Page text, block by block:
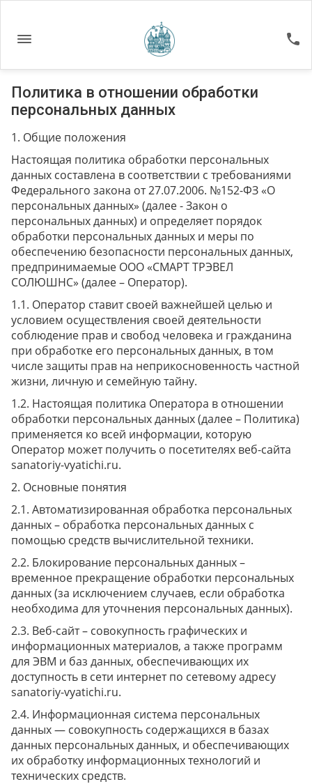
Политика в отношении обработки
персональных данных
Общие положения
Настоящая политика обработки персональных
данных составлена в соответствии с требованиями
Федерального закона от 27.07.2006. №152-ФЗ «О
персональных данных» (далее - Закон о
персональных данных) и определяет порядок
обработки персональных данных и меры по
обеспечению безопасности персональных данных,
предпринимаемые ООО «СМАРТ ТРЭВЕЛ
СОЛЮШНС» (далее – Оператор).
Оператор ставит своей важнейшей целью и
условием осуществления своей деятельности
соблюдение прав и свобод человека и гражданина
при обработке его персональных данных, в том
числе защиты прав на неприкосновенность частной
жизни, личную и семейную тайну.
Настоящая политика Оператора в отношении
обработки персональных данных (далее – Политика)
применяется ко всей информации, которую
Оператор может получить о посетителях веб-сайта
sanatoriy-vyatichi.ru.
Основные понятия
Автоматизированная обработка персональных
данных – обработка персональных данных с
помощью средств вычислительной техники.
Блокирование персональных данных –
временное прекращение обработки персональных
данных (за исключением случаев, если обработка
необходима для уточнения персональных данных).
Веб-сайт – совокупность графических и
информационных материалов, а также программ
для ЭВМ и баз данных, обеспечивающих их
доступность в сети интернет по сетевому адресу
sanatoriy-vyatichi.ru.
Информационная система персональных
данных — совокупность содержащихся в базах
данных персональных данных, и обеспечивающих
их обработку информационных технологий и
технических средств.